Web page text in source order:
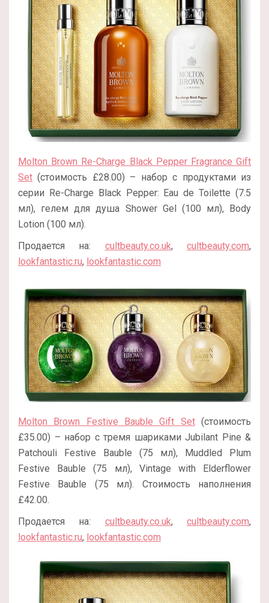
Molton Brown Re-Charge Black Pepper Fragrance Gift
Set (стоимость £28.00) – набор с продуктами из
серии Re-Charge Black Pepper: Eau de Toilette (7.5
мл), гелем для душа Shower Gel (100 мл), Body
Lotion (100 мл).
Продается на: cultbeauty.co.uk,cultbeauty.com,
lookfantastic.ru, lookfantastic.com
Molton Brown Festive Bauble Gift Set(стоимость
£35.00) – набор с тремя шариками Jubilant Pine &
Patchouli Festive Bauble (75 мл), Muddled Plum
Festive Bauble (75 мл), Vintage with Elderflower
Festive Bauble (75 мл). Стоимость наполнения
£42.00.
Продается на: cultbeauty.co.uk,cultbeauty.com,
lookfantastic.ru, lookfantastic.com